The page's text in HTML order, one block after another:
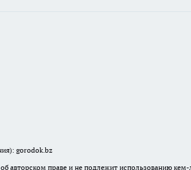
gorodok.bz
авторском праве и не подлежит использованию